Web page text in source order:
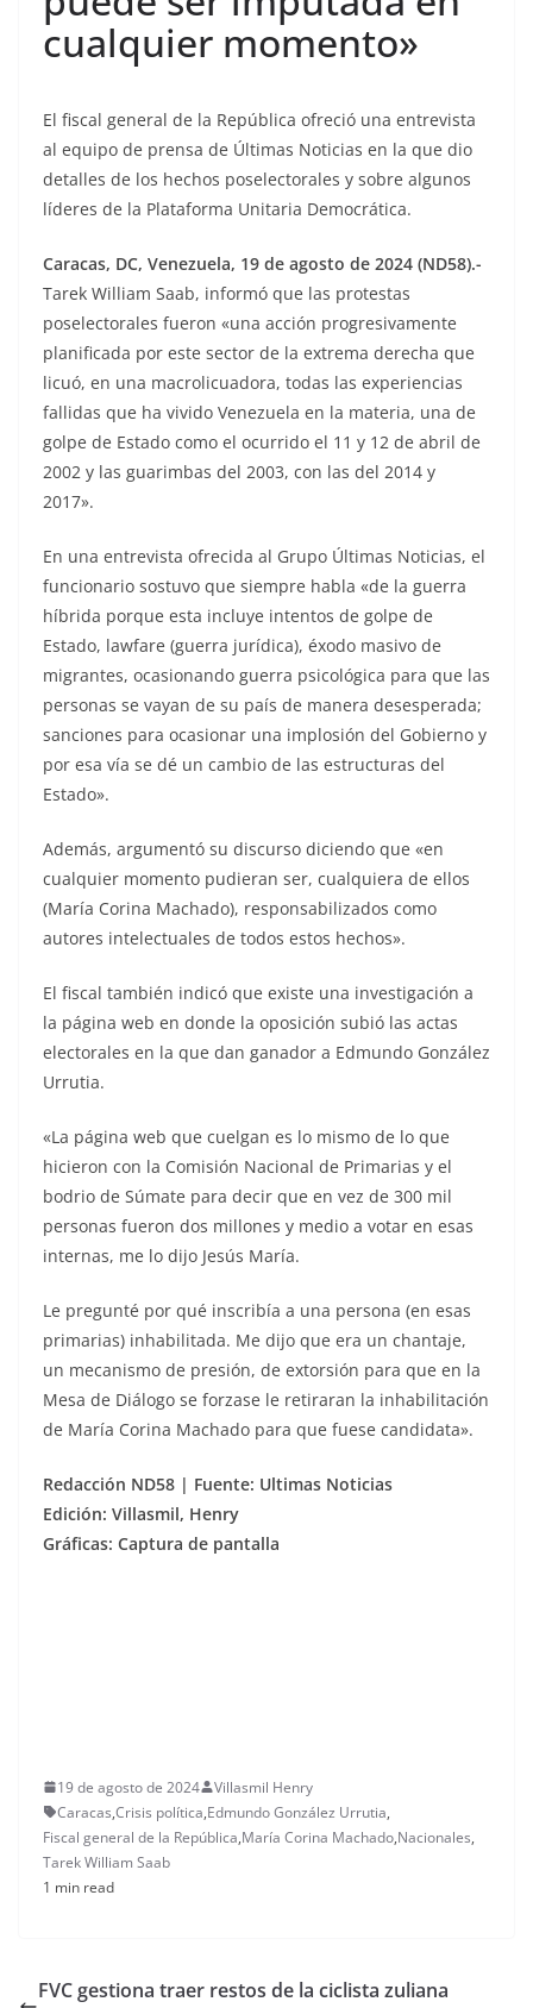
cualquier momento»
El fiscal general de la República ofreció una entrevista
al equipo de prensa de Últimas Noticias en la que dio
detalles de los hechos poselectorales y sobre algunos
líderes de la Plataforma Unitaria Democrática.
Caracas, DC, Venezuela, 19 de agosto de 2024 (ND58).-
Tarek William Saab, informó que las protestas
poselectorales fueron «una acción progresivamente
planificada por este sector de la extrema derecha que
licuó, en una macrolicuadora, todas las experiencias
fallidas que ha vivido Venezuela en la materia, una de
golpe de Estado como el ocurrido el 11 y 12 de abril de
2002 y las guarimbas del 2003, con las del 2014 y
2017».
En una entrevista ofrecida al Grupo Últimas Noticias, el
funcionario sostuvo que siempre habla «de la guerra
híbrida porque esta incluye intentos de golpe de
Estado, lawfare (guerra jurídica), éxodo masivo de
migrantes, ocasionando guerra psicológica para que las
personas se vayan de su país de manera desesperada;
sanciones para ocasionar una implosión del Gobierno y
por esa vía se dé un cambio de las estructuras del
Estado».
Además, argumentó su discurso diciendo que «en
cualquier momento pudieran ser, cualquiera de ellos
(María Corina Machado), responsabilizados como
autores intelectuales de todos estos hechos».
El fiscal también indicó que existe una investigación a
la página web en donde la oposición subió las actas
electorales en la que dan ganador a Edmundo González
Urrutia.
«La página web que cuelgan es lo mismo de lo que
hicieron con la Comisión Nacional de Primarias y el
bodrio de Súmate para decir que en vez de 300 mil
personas fueron dos millones y medio a votar en esas
internas, me lo dijo Jesús María.
Le pregunté por qué inscribía a una persona (en esas
primarias) inhabilitada. Me dijo que era un chantaje,
un mecanismo de presión, de extorsión para que en la
Mesa de Diálogo se forzase le retiraran la inhabilitación
de María Corina Machado para que fuese candidata».
Redacción ND58 | Fuente: Ultimas Noticias
Edición: Villasmil, Henry
Gráficas: Captura de pantalla
19 de agosto de 2024
Villasmil Henry
Caracas,Crisis política,Edmundo González Urrutia,
Fiscal general de la República,María Corina Machado,Nacionales,
Tarek William Saab
1 min read
FVC gestiona traer restos de la ciclista zuliana